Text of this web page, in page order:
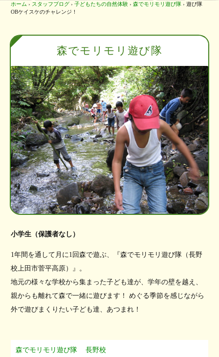
ホーム › スタッフブログ › 子どもたちの自然体験 › 森でモリモリ遊び隊 › 遊び隊
OBケイスケのチャレンジ！
森でモリモリ遊び隊
小学生（保護者なし）
1年間を通して月に1回森で遊ぶ、『森でモリモリ遊び隊（長野
校上田市菅平高原）』。
地元の様々な学校から集まった子ども達が、学年の壁を越え、
親からも離れて森で一緒に遊びます！ めぐる季節を感じながら
外で遊びまくりたい子ども達、あつまれ！
森でモリモリ遊び隊 長野校